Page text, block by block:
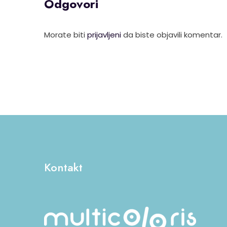
Odgovori
Morate biti prijavljenida biste objavili komentar.
Kontakt